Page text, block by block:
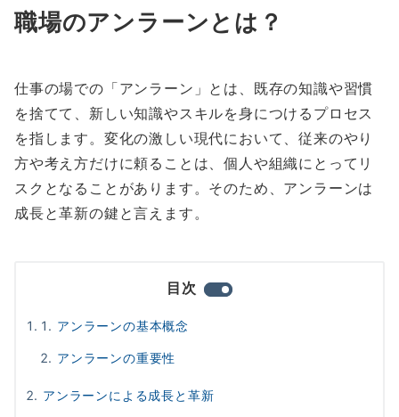
職場のアンラーンとは？
仕事の場での「アンラーン」とは、既存の知識や習慣
を捨てて、新しい知識やスキルを身につけるプロセス
を指します。変化の激しい現代において、従来のやり
方や考え方だけに頼ることは、個人や組織にとってリ
スクとなることがあります。そのため、アンラーンは
成長と革新の鍵と言えます。
目次
アンラーンの基本概念
アンラーンの重要性
アンラーンによる成長と革新